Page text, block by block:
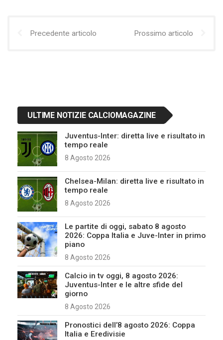
Precedente articolo Prossimo articolo
ULTIME NOTIZIE CALCIOMAGAZINE
Juventus-Inter: diretta live e risultato in
tempo reale
8 Agosto 2026
Chelsea-Milan: diretta live e risultato in
tempo reale
8 Agosto 2026
Le partite di oggi, sabato 8 agosto
2026: Coppa Italia e Juve-Inter in primo
piano
8 Agosto 2026
Calcio in tv oggi, 8 agosto 2026:
Juventus-Inter e le altre sfide del
giorno
8 Agosto 2026
Pronostici dell’8 agosto 2026: Coppa
Italia e Eredivisie